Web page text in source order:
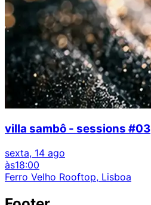
villa sambô - sessions #03
sexta, 14 ago
às18:00
Ferro Velho Rooftop, Lisboa